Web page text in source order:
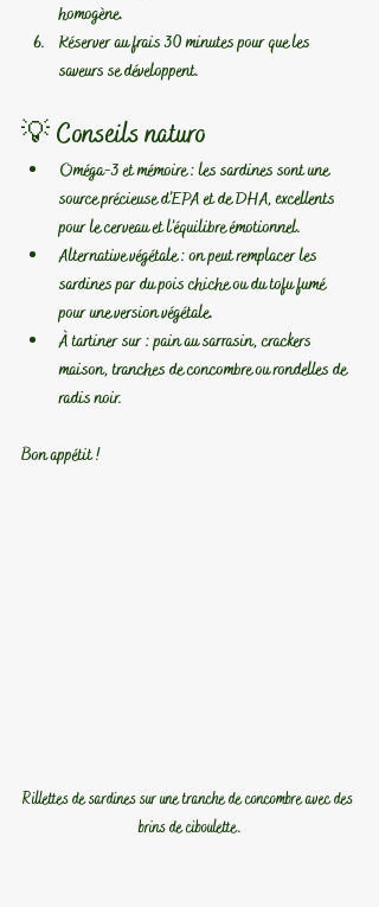
homogène.
Réserver au frais 30 minutes pour que les
saveurs se développent.
💡 Conseils naturo
Oméga-3 et mémoire : les sardines sont une
source précieuse d’EPA et de DHA, excellents
pour le cerveau et l’équilibre émotionnel.
Alternative végétale : on peut remplacer les
sardines par du pois chiche ou du tofu fumé
pour une version végétale.
À tartiner sur : pain au sarrasin, crackers
maison, tranches de concombre ou rondelles de
radis noir.
Bon appétit !
Rillettes de sardines sur une tranche de concombre avec des
brins de ciboulette.